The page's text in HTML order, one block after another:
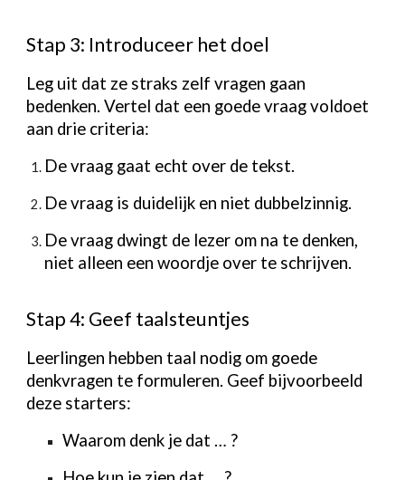
Stap 3: Introduceer het doel
Leg uit dat ze straks zelf vragen gaan
bedenken. Vertel dat een goede vraag voldoet
aan drie criteria:
De vraag gaat echt over de tekst.
De vraag is duidelijk en niet dubbelzinnig.
De vraag dwingt de lezer om na te denken,
niet alleen een woordje over te schrijven.
Stap 4: Geef taalsteuntjes
Leerlingen hebben taal nodig om goede
denkvragen te formuleren. Geef bijvoorbeeld
deze starters:
Waarom denk je dat … ?